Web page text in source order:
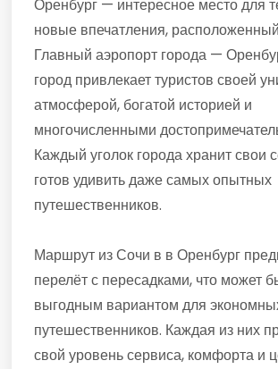
Оренбург — интересное место для
новые впечатления,
Главный аэропорт города —
город привлекает туристов своей
атмосферой, богатой историей и
многочисленными
Каждый уголок города хранит свои
готов удивить даже самых опытных
путешественников.
Маршрут из Сочи в в Оренбург
перелёт с пересадками, что может
выгодным вариантом для
путешественников. Каждая из них
свой уровень сервиса, комфорта и